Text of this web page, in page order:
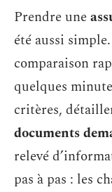
Prendre une
été aussi
comparaison
quelques
critères,
documents
relevé
pas à pas : les